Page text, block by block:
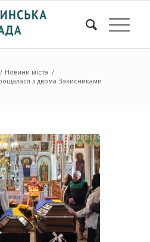
/ Новини міста /
з двома Захисниками